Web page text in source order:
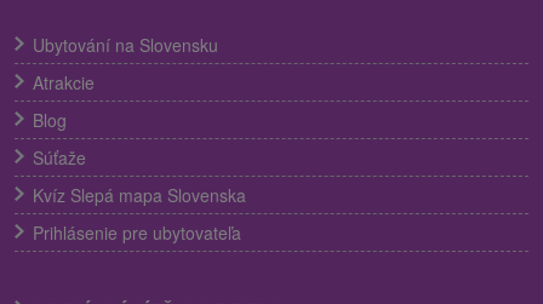
Ubytování na Slovensku
Atrakcie
Blog
Súťaže
Kvíz Slepá mapa Slovenska
Prihlásenie pre ubytovateľa